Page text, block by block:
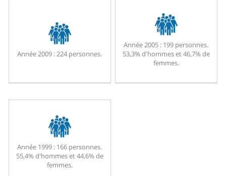
Année 2009 :224 personnes.
Année 2005 : 199 personnes.
53,3% d'hommes et 46,7% de
femmes.
Année 1999 : 166 personnes.
55,4% d'hommes et 44,6% de
femmes.